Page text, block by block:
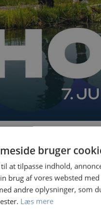
Gratis
bruger
at tilpasse indhold,
brug af vores websted
andre oplysninger, som
Læs mere